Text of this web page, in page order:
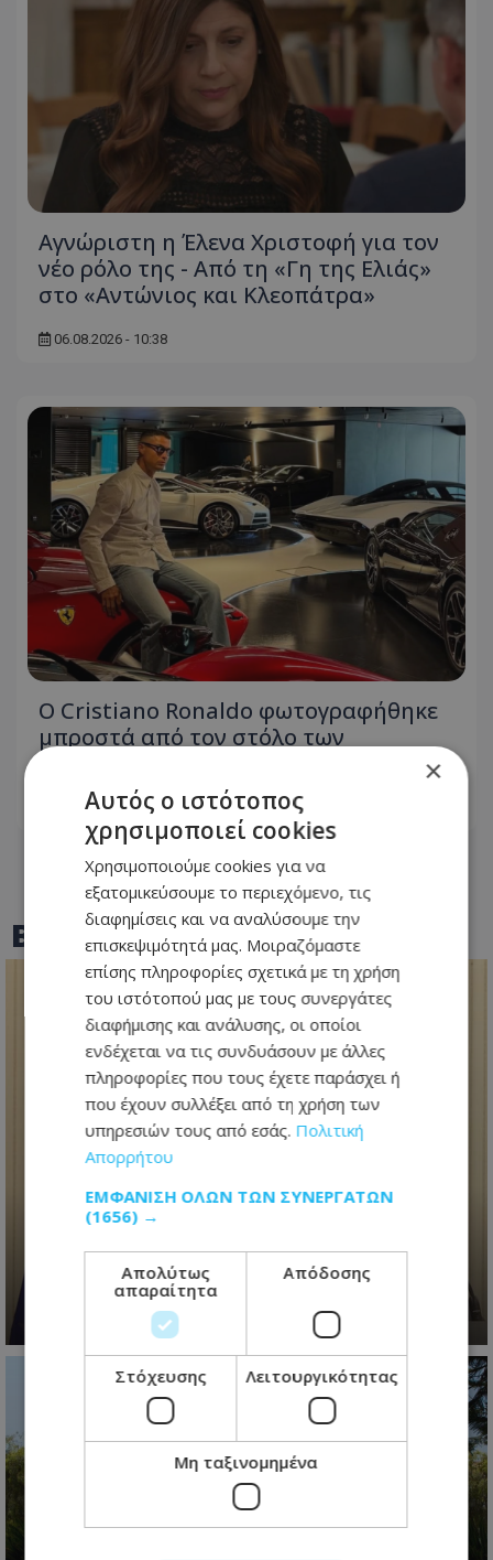
Αγνώριστη η Έλενα Χριστοφή για τον
νέο ρόλο της - Από τη «Γη της Ελιάς»
στο «Αντώνιος και Κλεοπάτρα»
06.08.2026 - 10:38
Ο Cristiano Ronaldo φωτογραφήθηκε
μπροστά από τον στόλο των
06.08.2026 - 09:46
BEST OFTOTHEMAONLINE
Ανασχηματισμός με πολιτικά
μηνύματα: Ο Πρόεδρος
ψηλά για τη νέα κυβέρνηση
06.08.2026 - 09:41
×
Αυτός ο ιστότοπος
χρησιμοποιεί cookies
Χρησιμοποιούμε cookies για να
εξατομικεύσουμε το περιεχόμενο, τις
διαφημίσεις και να αναλύσουμε την
επισκεψιμότητά μας. Μοιραζόμαστε
επίσης πληροφορίες σχετικά με τη χρήση
του ιστότοπού μας με τους συνεργάτες
διαφήμισης και ανάλυσης, οι οποίοι
ενδέχεται να τις συνδυάσουν με άλλες
πληροφορίες που τους έχετε παράσχει ή
που έχουν συλλέξει από τη χρήση των
υπηρεσιών τους από εσάς. Πολιτική
Απορρήτου
ΕΜΦΆΝΙΣΗ ΌΛΩΝ ΤΩΝ ΣΥΝΕΡΓΑΤΏΝ
(1656) →
Απολύτως
απαραίτητα
Απόδοσης
Στόχευσης Λειτουργικότητας
Μη ταξινομημένα